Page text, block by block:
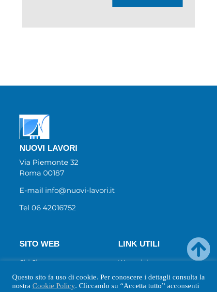
NUOVI LAVORI
Via Piemonte 32
Roma 00187
E-mail info@nuovi-lavori.it
Tel 06 42016752
SITO WEB
Chi Siamo
Newsletter
Biblio
LINK UTILI
Wecanjob
Privacy Policy
Cookie Policy
Questo sito fa uso di cookie. Per conoscere i dettagli consulta la
nostra Cookie Policy. Cliccando su “Accetta tutto” acconsenti